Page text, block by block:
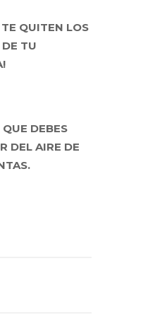
TE QUITEN LOS
TU
DEBES
DEL AIRE DE